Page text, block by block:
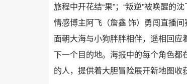
旅程中开花结“果”；“叛逆”被唤醒的
情感博主阿飞（詹鑫 饰）勇闯直播间
面朝大海与小狗胖胖相伴，遥相回应
下一个目的地。海报中的每个角色都
的人，提供着大胆冒险展开新地图收